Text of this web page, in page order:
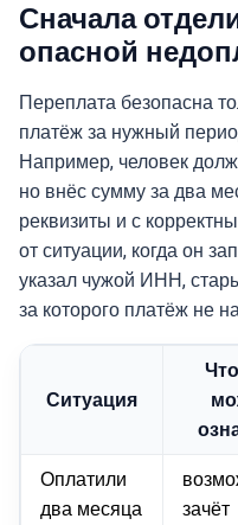
Сначала
опасной
Переплата безопасна
платёж за нужный
Например, человек
но внёс сумму за два
реквизиты и с
от ситуации, когда он
указал чужой ИНН,
за которого платёж не
Ситуация
Оплатили
два месяца
зачёт